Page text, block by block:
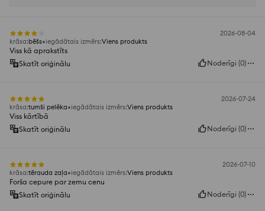
2026-08-04
krāsa:bēšs iegādātais izmērs:Viens produkts
Viss kā aprakstīts
Skatīt oriģinālu
Noderīgi (0)
2026-07-24
krāsa:tumši pelēka iegādātais izmērs:Viens produkts
Viss kārtībā
Skatīt oriģinālu
Noderīgi (0)
2026-07-10
krāsa:tērauda zaļa iegādātais izmērs:Viens produkts
Forša cepure par zemu cenu
Skatīt oriģinālu
Noderīgi (0)